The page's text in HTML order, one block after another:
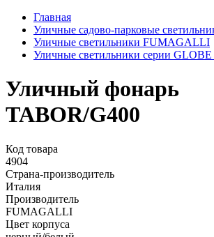
Главная
Уличные садово-парковые
Уличные светильники FUMAGALLI
Уличные светильники серии GLOBE
Уличный фонарь
TABOR/G400
Код товара
4904
Страна-производитель
Италия
Производитель
FUMAGALLI
Цвет корпуса